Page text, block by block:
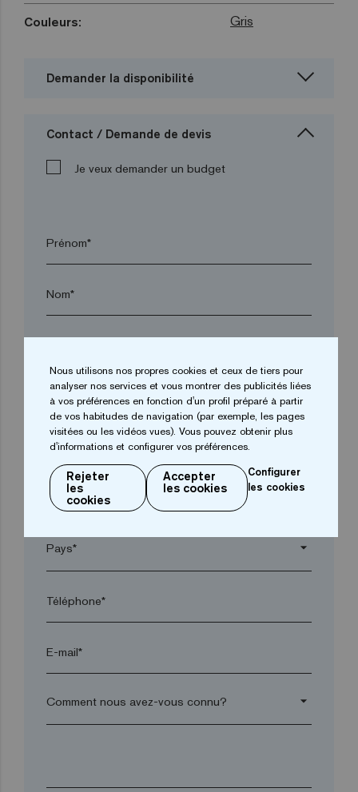
Couleurs: Gris
Demander la disponibilité
Contact / Demande de devis
Je veux demander un budget
Prénom*
Nom*
arrow_drop_down
Ville*
Code postal*
arrow_drop_down
Téléphone*
E-mail*
arrow_drop_down
Nous utilisons nos propres cookies et ceux de tiers pour
analyser nos services et vous montrer des publicités liées
à vos préférences en fonction d'un profil préparé à partir
de vos habitudes de navigation (par exemple, les pages
visitées ou les vidéos vues). Vous pouvez obtenir plus
d'informations et configurer vos préférences.
Rejeter
les
cookies
Accepter
les cookies
Configurer
les cookies